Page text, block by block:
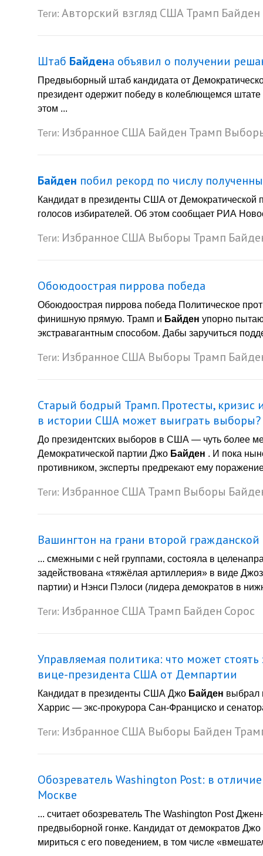
Теги: Авторский взгляд СШАТрамп Байден
Штаб Байдена объявил о получении
Предвыборный штаб кандидата от
президент одержит победу в колеблющемся
этом ...
Теги: Избранное США Байден Трамп
Байден побил рекорд по числу
Кандидат в президенты США от Демократической
голосов избирателей. Об этом сообщает РИА
Теги: Избранное США Выборы Трамп
Обоюдоострая пиррова победа
Обоюдоострая пиррова победа Политическое
финишную прямую. Трамп и Байден упорно
экстравагантным способом. Дабы заручиться
Теги: Избранное США Выборы Трамп
Старый бодрый Трамп. Протесты, кризис
в истории США может выиграть выборы?
До президентских выборов в США — чуть более
Демократической партии Джо Байден . И пока
противником, эксперты предрекают ему
Теги: Избранное СШАТрамп Выборы
Вашингтон на грани второй
... смежными с ней группами, состояла в
задействована «тяжёлая артиллерия» в виде
партии) и Нэнси Пэлоси (лидера демократов в
Теги: Избранное СШАТрамп Байден Сорос
Управляемая политика: что может
вице-президента США от Демпартии
Кандидат в президенты США Джо Байден выбрал
Харрис — экс-прокурора Сан-Франциско и
Теги: Избранное США Выборы Байден
Обозреватель Washington Post: в
Москве
... считает обозреватель The Washington Post
предвыборной гонке. Кандидат от демократов Джо
мириться с его поведением, в том числе